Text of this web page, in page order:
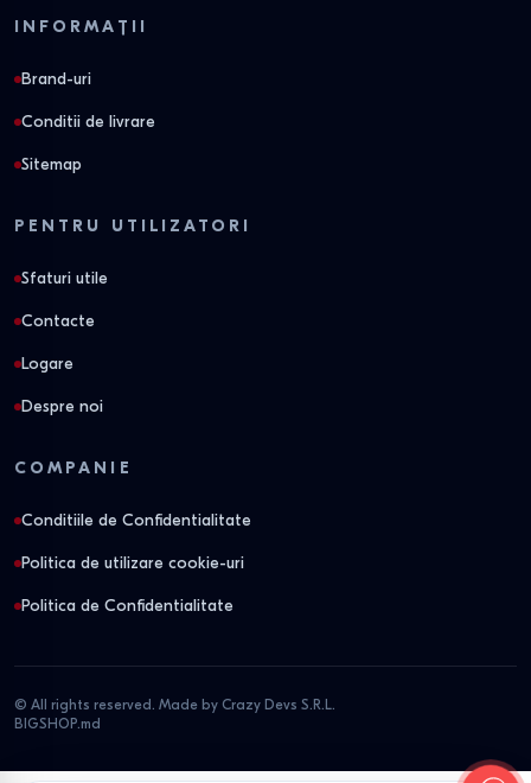
INFORMAȚII
Brand-uri
Conditii de livrare
Sitemap
PENTRU UTILIZATORI
Sfaturi utile
Contacte
Logare
Despre noi
COMPANIE
Conditiile de Confidentialitate
Politica de utilizare cookie-uri
Politica de Confidentialitate
© All rights reserved. Made by Crazy Devs S.R.L.
BIGSHOP.md